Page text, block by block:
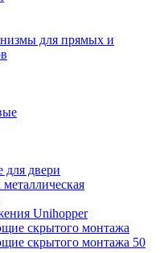
для прямых и
для двери
Unihopper
скрытого монтажа
скрытого монтажа 50